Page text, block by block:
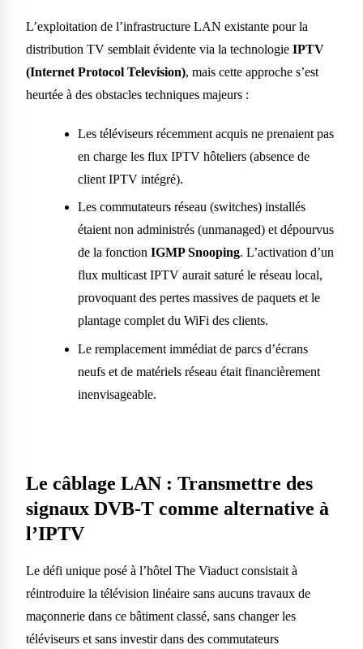
L’exploitation de l’infrastructure LAN existante pour la
distribution TV semblait évidente via la technologie IPTV
(Internet Protocol Television), mais cette approche s’est
heurtée à des obstacles techniques majeurs :
Les téléviseurs récemment acquis ne prenaient pas
en charge les flux IPTV hôteliers (absence de
client IPTV intégré).
Les commutateurs réseau (switches) installés
étaient non administrés (unmanaged) et dépourvus
de la fonction IGMP Snooping. L’activation d’un
flux multicast IPTV aurait saturé le réseau local,
provoquant des pertes massives de paquets et le
plantage complet du WiFi des clients.
Le remplacement immédiat de parcs d’écrans
neufs et de matériels réseau était financièrement
inenvisageable.
Le câblage LAN : Transmettre des
signaux DVB-T comme alternative à
l’IPTV
Le défi unique posé à l’hôtel The Viaduct consistait à
réintroduire la télévision linéaire sans aucuns travaux de
maçonnerie dans ce bâtiment classé, sans changer les
téléviseurs et sans investir dans des commutateurs